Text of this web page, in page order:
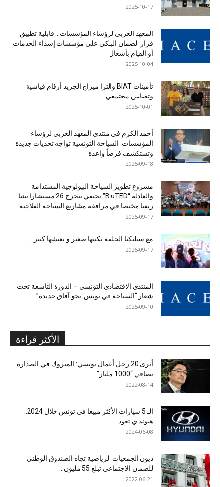
2025-10-17
المعهد العربي لرؤساء المؤسسات… قابلية تطبيق
قرار الضمان البنكي على مؤسسات إسداء الخدمات
أو القيام بأشغال
2025-10-04
تأمينات BIAT والترا ميراج الجريد أرقام قياسية
وتضامن مجتمعي
2025-10-01
أحمد الكرم في منتدى المعهد العربي لرؤساء
المؤسسات: السياحة التونسية تواجه تحديات جديدة
وتستكشف فرصاً واعدة
2025-09-18
مشروع تطوير السياحة البيولوجية المستدامة
والعادلة “BioTED” يحتفي بتخرج 26 مستشارا بيئيا
ريفيا مختصا في مرافقة مشاريع السياحة الفلاحية
2025-09-17
مع سيليكتا الحلمة تكتبها صغير و تعيشها كبير …
2025-09-17
المنتدى الاقتصادي التونسي – الدورة التاسعة تحت
شعار “السياحة في تونس: نحو آفاق جديدة”
2025-09-10
الأكثر قراءة
أثرى 20 رجل أعمال تونسي: المبروك في الصدارة
بصافي “1000 مليار”...
2022-08-14
هيونداي تعود...
2024-06-08
ديون الجمعيات الرياضية تجاه الصندوق الوطني
للضمان الاجتماعي تبلغ 55 مليون...
2022-06-21